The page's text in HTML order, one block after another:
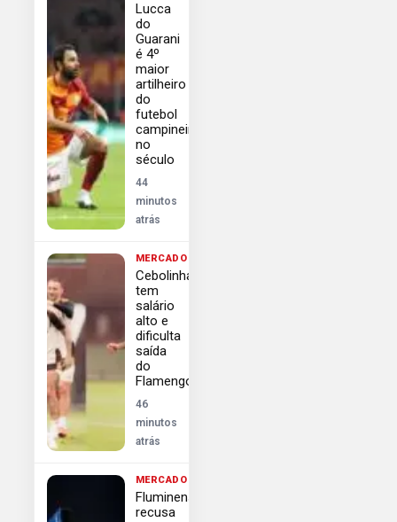
Lucca
do
Guarani
é 4º
maior
artilheiro
do
futebol
campineiro
no
século
44
minutos
atrás
MERCADO
Cebolinha
tem
salário
alto e
dificulta
saída
do
Flamengo
46
minutos
atrás
MERCADO
Fluminense
recusa